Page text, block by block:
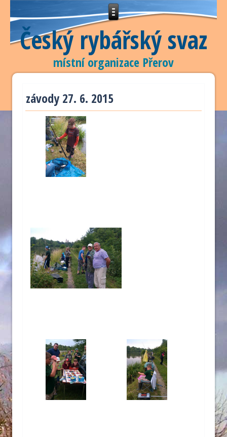
Český rybářský svaz
místní organizace Přerov
závody 27. 6. 2015